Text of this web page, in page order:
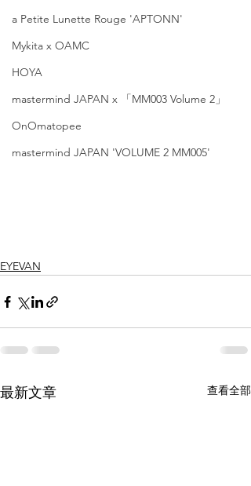
a Petite Lunette Rouge 'APTONN'
Mykita x OAMC
HOYA
mastermind JAPAN x 「MM003 Volume 2」
OnOmatopee
mastermind JAPAN 'VOLUME 2 MM005'
EYEVAN
最新文章 查看全部